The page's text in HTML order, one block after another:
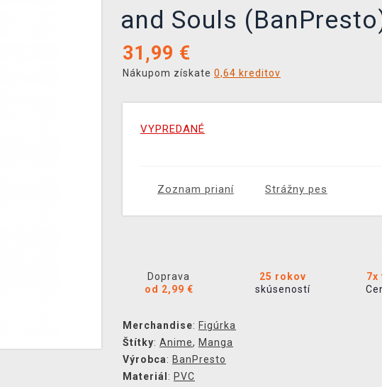
and Souls
31,99 €
Nákupom získate 0,64 kreditov
VYPREDANÉ
Zoznam prianí Strážny pes
Doprava
od 2,99 €
25 rokov
skúseností
7x
Merchandise: Figúrka
Štítky: Anime, Manga
Výrobca: BanPresto
Materiál : PVC